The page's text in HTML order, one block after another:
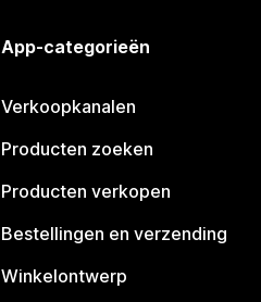
App-categorieën
Verkoopkanalen
Producten zoeken
Producten verkopen
Bestellingen en verzending
Winkelontwerp